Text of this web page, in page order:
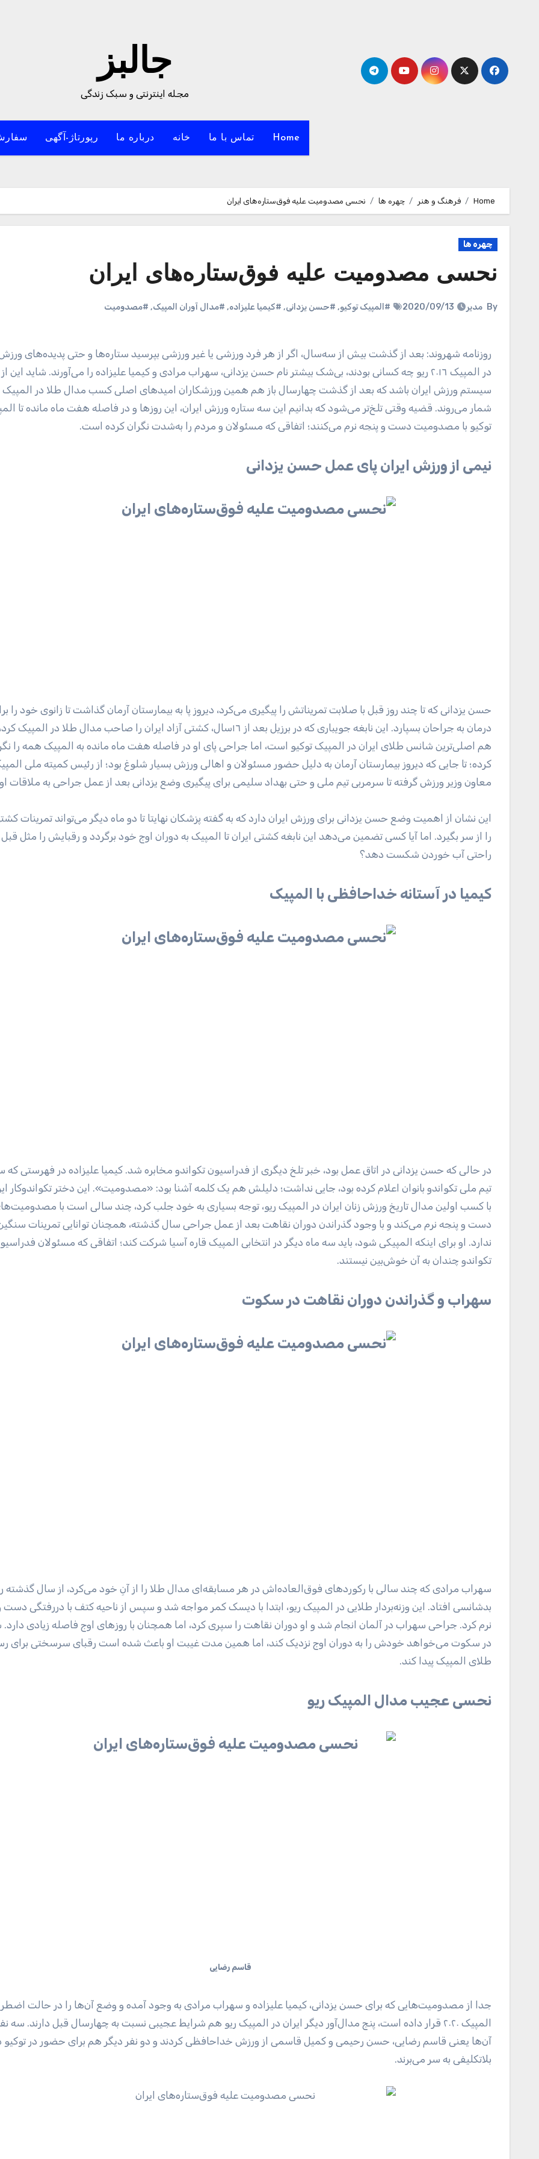
جالبز
مجله اینترنتی و سبک زندگی
Home تماس با ما خانه درباره ما رپورتاژ-آگهی
Home فرهنگ و هنر چهره ها نحسی مصدومیت علیه فوق‌ستاره‌های ایران
چهره ها
نحسی مصدومیت علیه فوق‌ستاره‌های ایران
By مدیر 2020/09/13 #المپیک توکیو, #حسن یزدانی, #کیمیا علیزاده, #مدال آوران المپیک, #مصدومیت
روزنامه شهروند: بعد از گذشت بیش از سه‌سال، اگر از هر فرد ورزشی یا غیر ورزشی بپرسید ستاره‌ها و حتی پدیده‌های ورزش ایران
در المپیک ٢٠١٦ ریو چه کسانی بودند، بی‌شک بیشتر نام حسن یزدانی، سهراب مرادی و کیمیا علیزاده را می‌آورند. شاید
شمار می‌روند. قضیه وقتی تلخ‌تر می‌شود که بدانیم این سه ستاره ورزش ایران، این روز‌ها و در فاصله هفت ماه مانده تا
توکیو با مصدومیت دست و پنجه نرم می‌کنند؛ اتفاقی که مسئولان و مردم را به‌شدت نگران کرده است.
نیمی از ورزش ایران پای عمل حسن یزدانی
حسن یزدانی که تا چند روز قبل با صلابت تمریناتش را پیگیری می‌کرد، دیروز پا به بیمارستان آرمان گذاشت تا زانوی خود را
درمان به جراحان بسپارد. این نابغه جویباری که در برزیل بعد از ١٦‌سال، کشتی آزاد ایران را صاحب مدال طلا در
هم اصلی‌ترین شانس طلای ایران در المپیک توکیو است، اما جراحی پای او در فاصله هفت ماه مانده به المپیک همه را
کرده؛ تا جایی که دیروز بیمارستان آرمان به دلیل حضور مسئولان و اهالی ورزش بسیار شلوغ بود؛ از رئیس کمیته ملی
معاون وزیر ورزش گرفته تا سرمربی تیم ملی و حتی بهداد سلیمی برای پیگیری وضع یزدانی بعد از عمل جراحی به ملاقات
این نشان از اهمیت وضع حسن یزدانی برای ورزش ایران دارد که به گفته پزشکان نهایتا تا دو ماه دیگر می‌تواند تمرینات
را از سر بگیرد. اما آیا کسی تضمین می‌دهد این نابغه کشتی ایران تا المپیک به دوران اوج خود برگردد و رقبایش را مثل قبل
راحتی آب خوردن شکست دهد؟
کیمیا در آستانه خداحافظی با المپیک
در حالی که حسن یزدانی در اتاق عمل بود، خبر تلخ دیگری از فدراسیون تکواندو مخابره شد. کیمیا علیزاده در فهرستی که
تیم ملی تکواندو بانوان اعلام کرده بود، جایی نداشت؛ دلیلش هم یک کلمه آشنا بود: «مصدومیت». این دختر تکواندوکار
با کسب اولین مدال تاریخ ورزش زنان ایران در المپیک ریو، توجه بسیاری به خود جلب کرد، چند سالی است با
دست و پنجه نرم می‌کند و با وجود گذراندن دوران نقاهت بعد از عمل جراحی سال گذشته، همچنان توانایی تمرینات سنگین
ندارد. او برای اینکه المپیکی شود، باید سه ماه دیگر در انتخابی المپیک قاره آسیا شرکت کند؛ اتفاقی که مسئولان
تکواندو چندان به آن خوش‌بین نیستند.
سهراب و گذراندن دوران نقاهت در سکوت
سهراب مرادی که چند سالی با رکورد‌های فوق‌العاده‌اش در هر مسابقه‌ای مدال طلا را از آنِ خود می‌کرد، از سال گذشته
بدشانسی افتاد. این وزنه‌بردار طلایی در المپیک ریو، ابتدا با دیسک کمر مواجه شد و سپس از ناحیه کتف با دررفتگی دست
نرم کرد. جراحی سهراب در آلمان انجام شد و او دوران نقاهت را سپری کرد، اما همچنان با روز‌های اوج فاصله زیادی
در سکوت می‌خواهد خودش را به دوران اوج نزدیک کند، اما همین مدت غیبت او باعث شده است رقبای سرسختی برای
طلای المپیک پیدا کند.
نحسی عجیب مدال المپیک ریو
قاسم رضایی
جدا از مصدومیت‌هایی که برای حسن یزدانی، کیمیا علیزاده و سهراب مرادی به وجود آمده و وضع آن‌ها را در حالت
المپیک ٢٠٢٠ قرار داده است، پنج مدال‌آور دیگر ایران در المپیک ریو هم شرایط عجیبی نسبت به چهارسال قبل دارند. سه
آن‌ها یعنی قاسم رضایی، حسن رحیمی و کمیل قاسمی از ورزش خداحافظی کردند و دو نفر دیگر هم برای حضور در توکیو
بلاتکلیفی به سر می‌برند.